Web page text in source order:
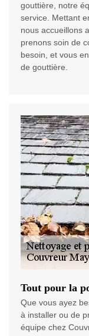
gouttière, notre
service. Mettant
nous accueillons
prenons soin de
besoin, et vous
de gouttière.
Tout pour la
Que vous ayez
à installer ou de
équipe chez